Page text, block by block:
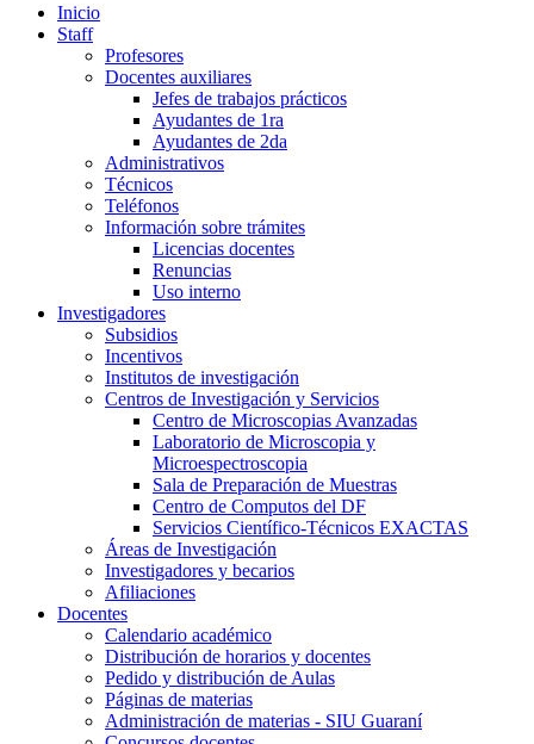
Inicio
Staff
Profesores
Docentes auxiliares
Jefes de trabajos prácticos
Ayudantes de 1ra
Ayudantes de 2da
Administrativos
Técnicos
Teléfonos
Información sobre trámites
Licencias docentes
Renuncias
Uso interno
Investigadores
Subsidios
Incentivos
Institutos de investigación
Centros de Investigación y Servicios
Centro de Microscopias Avanzadas
Laboratorio de Microscopia y
Microespectroscopia
Sala de Preparación de Muestras
Centro de Computos del DF
Servicios Científico-Técnicos EXACTAS
Áreas de Investigación
Investigadores y becarios
Afiliaciones
Docentes
Calendario académico
Distribución de horarios y docentes
Pedido y distribución de Aulas
Páginas de materias
Administración de materias - SIU Guaraní